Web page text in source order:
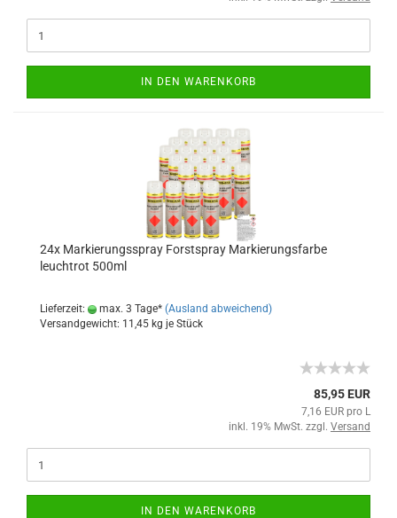
IN DEN WARENKORB
24x Markierungsspray Forstspray Markierungsfarbe
leuchtrot 500ml
Lieferzeit: max. 3 Tage* (Ausland abweichend)
Versandgewicht: 11,45 kg je Stück
85,95 EUR
7,16 EUR pro L
inkl. 19% MwSt. zzgl. Versand
IN DEN WARENKORB